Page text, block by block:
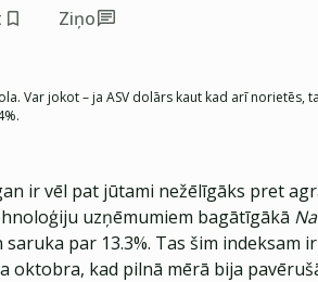
Ziņo
Var jokot – ja ASV dolārs kaut kad arī
ir vēl pat jūtami nežēlīgāks pret
uzņēmumiem bagātīgākā
par 13.3%. Tas šim indeksam
oktobra, kad pilnā mērā bija